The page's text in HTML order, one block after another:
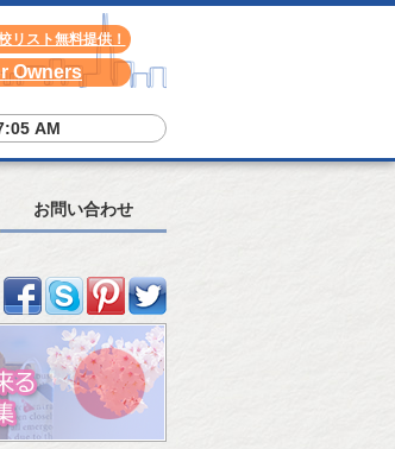
リスト無料提供！
Owners
AM
お問い合わせ